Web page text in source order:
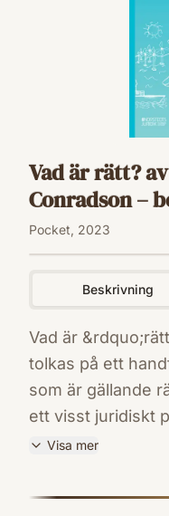
Vad är rätt?
Conradson –
Pocket, 2023
Beskrivning
Vad är
tolkas på ett
som är gällande
ett visst juridiskt
slå sina barn
rättsteoretisk
Visa mer
9789139027270